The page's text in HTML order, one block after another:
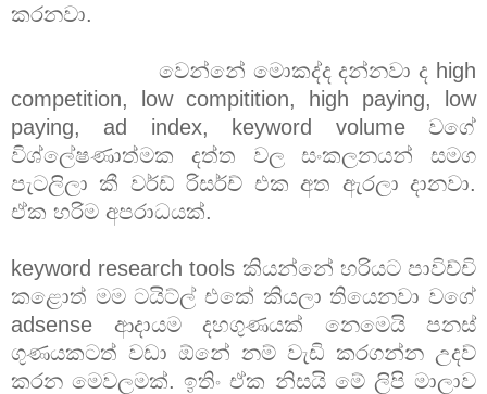
කරනවා.
වෙන්නේ මොකද්ද දන්නවා ද high
competition, low compitition, high paying, low
paying, ad index, keyword volume වගේ
විශ්ලේෂණාත්මක දත්ත වල සංකලනයන් සමග
පැටලිලා කී වර්ඩ් රිසර්ච් එක අත ඇරලා දානවා.
ඒක හරිම අපරාධයක්.
keyword research tools කියන්නේ හරියට පාවිච්චි
කළොත් මම ටයිට්ල් එකේ කියලා තියෙනවා වගේ
adsense ආදායම දහගුණයක් නෙමෙයි පනස්
ගුණයකටත් වඩා ඕනේ නම් වැඩි කරගන්න උදව්
කරන මෙවලමක්. ඉතිං ඒක නිසයි මේ ලිපි මාලාව